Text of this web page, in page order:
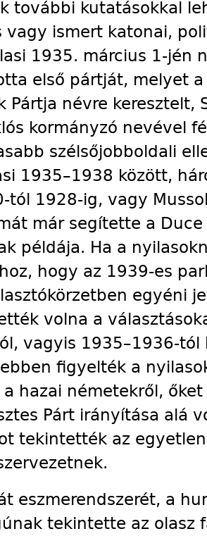
további kutatásokkal
vagy ismert katonai,
1935. március 1-jén
első pártját, melyet
Pártja névre keresztelt,
kormányzó nevével
szélsőjobboldali
1935–1938 között,
tól 1928-ig, vagy
már segítette a
példája. Ha a
hogy az 1939-es
egyéni
volna a
vagyis 1935–­1936-
figyelték a
hazai németekről,
Párt irányítása alá
tekintették az
eszmerendszerét, a
tekintette az olasz